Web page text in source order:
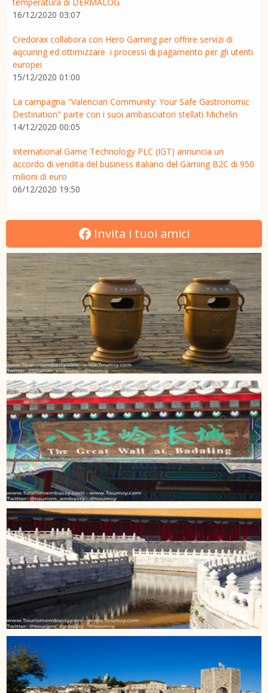
16/12/2020 03:07
Credorax collabora con Hero Gaming per offrire servizi di
aqcuiring ed ottimizzare i processi di pagamento per gli utenti
europei
15/12/2020 01:00
La campagna "Valencian Community: Your Safe Gastronomic
Destination" parte con i suoi ambasciatori stellati Michelin
14/12/2020 00:05
International Game Technology PLC (IGT) annuncia un
accordo di vendita del business italiano del Gaming B2C di 950
milioni di euro
06/12/2020 19:50
Invita i tuoi amici